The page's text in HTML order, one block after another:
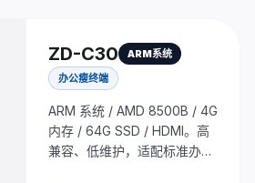
ZD-C30
ARM系统
办公瘦终端
ARM 系统 / AMD 8500B / 4G
内存 / 64G SSD / HDMI。高
兼容、低维护，适配标准办公